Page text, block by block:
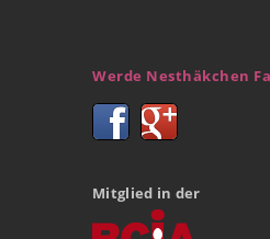
Werde Nesthäkchen
Mitglied in der